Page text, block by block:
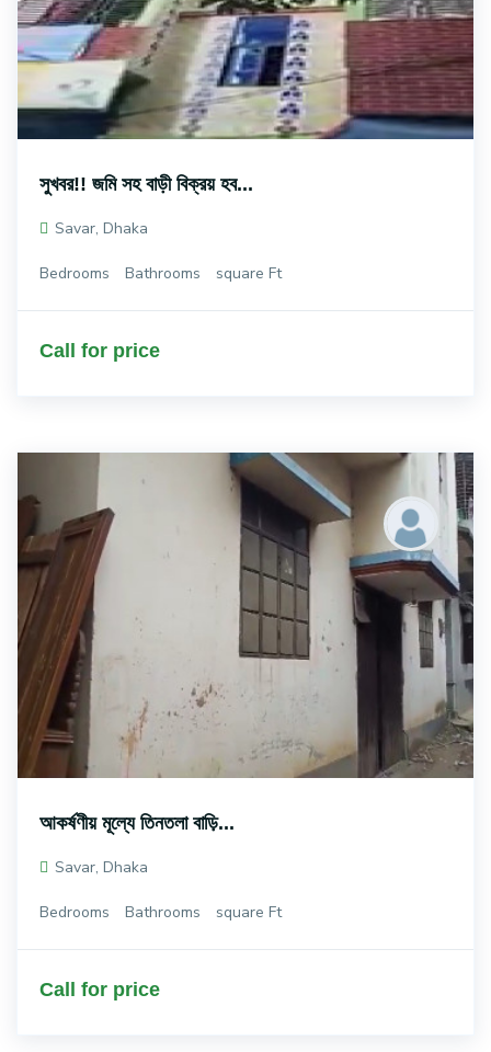
সুখবর!! জমি সহ বাড়ী বিক্রয় হব...
Savar, Dhaka
Bedrooms Bathrooms square Ft
Call for price
আকর্ষণীয় মূল্যে তিনতলা বাড়ি...
Savar, Dhaka
Bedrooms Bathrooms square Ft
Call for price